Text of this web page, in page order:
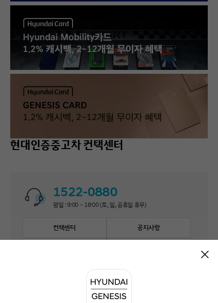
현대인증중고차 컨택센터
1522-0880
평일 : 9:00 ~ 18:00 (토, 일, 공휴일 휴무)
컨택센터 공지사항